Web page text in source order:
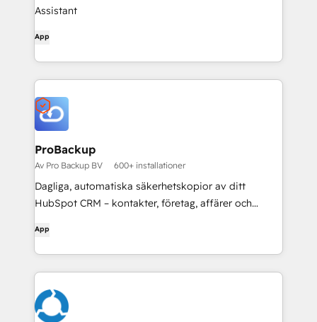
Assistant
App
ProBackup
Av Pro Backup BV 600+ installationer
Dagliga, automatiska säkerhetskopior av ditt
HubSpot CRM – kontakter, företag, affärer och
exakt det du har förlorat, från valfritt tidigare datum.
Oberoende skydd mot oavsiktlig radering, felaktiga
importer och automatiseringar som inte fungerat
som de ska.
App